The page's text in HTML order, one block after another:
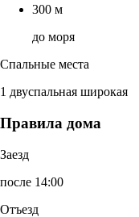
300 м
до моря
Спальные места
1 двуспальная широкая
Правила дома
Заезд
после 14:00
Отъезд